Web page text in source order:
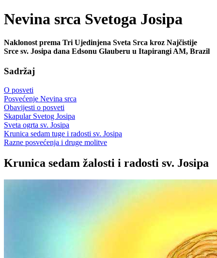
Nevina srca Svetoga Josipa
Naklonost prema Tri Ujedinjena Sveta Srca kroz Najčistije
Srce sv. Josipa dana Edsonu Glauberu u Itapirangi AM, Brazil
Sadržaj
O posveti
Posvećenje Nevina srca
Obavijesti o posveti
Skapular Svetog Josipa
Sveta ogrta sv. Josipa
Krunica sedam tuge i radosti sv. Josipa
Razne posvećenja i druge molitve
Krunica sedam žalosti i radosti sv. Josipa